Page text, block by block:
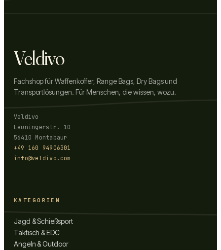
Veldivo
Fachshop für Waffenkoffer, Range Bags, Dry Bags und
Transportlösungen. Für Menschen, die wissen, wozu.
Veldivo
Leuningerstr. 10
56410 Montabaur
+49 160 94906301
info@veldivo.com
KATEGORIEN
Jagd & Schießsport
Taktisch & EDC
Angeln & Outdoor